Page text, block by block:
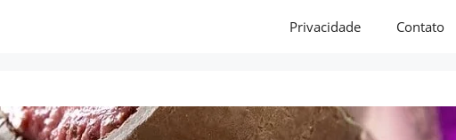
Privacidade Contato